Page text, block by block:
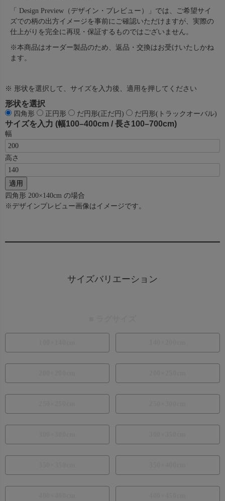
「 Design Preview（デザイン・プレビュー）」では、ご希望サイ
ズでの柄の出方イメージを事前にご確認いただけますが、実際の
仕上がりを完全に再現・保証するものではございません。
※本商品はオーダー製品のため、返品・交換はお受けいたしかね
ます。
※ 形状を選択して、サイズを入力後、適用を押してください
形状を選択
四角形 正円形 だ円形(正だ円) だ円形(トラックオーバル)
サイズを入力 (幅100–400cm / 長さ100–700cm)
幅
高さ
適用
四角形 200×140cm の場合
※デザインプレビュー画像はイメージです。
サイズバリエーション